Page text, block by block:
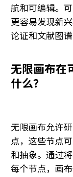
航和可编辑。
更容易发现新
论证和文献图谱
无限画布在
什么？
无限画布允许
点，这些节点
和抽象。通过
每个节点，画